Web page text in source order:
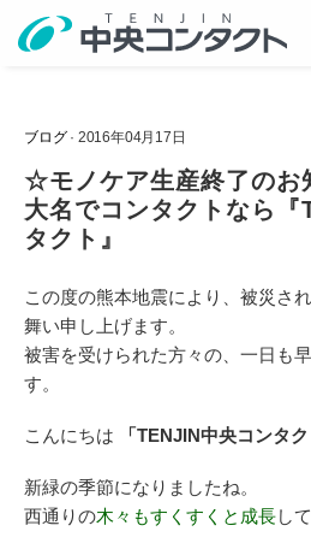
ブログ· 2016年04月17日
☆モノケア生産終了の
大名でコンタクトなら
タクト』
この度の熊本地震により、被災さ
舞い申し上げます。
被害を受けられた方々の、一日も
す。
こんにちは 「TENJIN中央コンタク
新緑の季節になりましたね。
西通りの木々もすくすくと成長し